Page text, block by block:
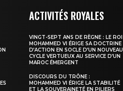
ACTIVITÉS ROYALES
VINGT-SEPT ANS DE RÈGNE : LE ROI
MOHAMMED VI ÉRIGE SA DOCTRINE
D’ACTION EN SOCLE D’UN NOUVEAU
CYCLE VERTUEUX AU SERVICE D’UN
MAROC ÉMERGENT
DISCOURS DU TRÔNE :
MOHAMMED VI ÉRIGE LA STABILITÉ
ET LA SOUVERAINETÉ EN PILIERS